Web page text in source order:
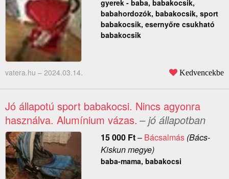
gyerek - baba, babakocsik,
babahordozók, babakocsik, sport
babakocsik, esernyőre csukható
babakocsik
vatera.hu – 2024.03.14. Kedvencekbe
Jó állapotú sport babakocsi. Nincs agyonra
használva. Alumínium vázas. – jó állapotban
15 000 Ft– Bácsalmás(Bács-
Kiskun megye)
baba-mama, babakocsi